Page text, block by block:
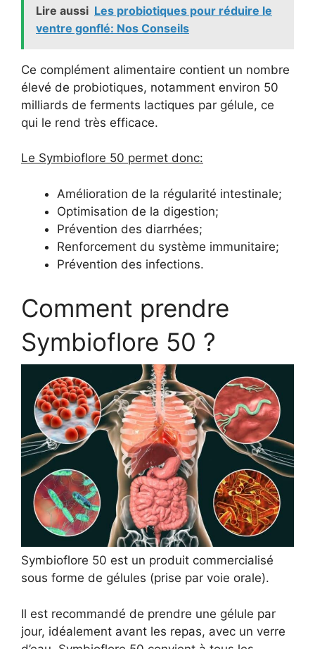
Lire aussi Les probiotiques pour réduire le
ventre gonflé: Nos Conseils
Ce complément alimentaire contient un nombre
élevé de probiotiques, notamment environ 50
milliards de ferments lactiques par gélule, ce
qui le rend très efficace.
Le Symbioflore 50 permet donc:
Amélioration de la régularité intestinale;
Optimisation de la digestion;
Prévention des diarrhées;
Renforcement du système immunitaire;
Prévention des infections.
Comment prendre
Symbioflore 50 ?
Symbioflore 50 est un produit commercialisé
sous forme de gélules (prise par voie orale).
Il est recommandé de prendre une gélule par
jour, idéalement avant les repas, avec un verre